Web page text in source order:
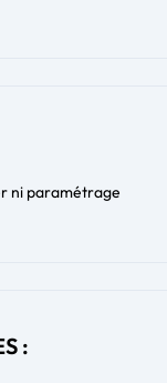
ni paramétrage
: